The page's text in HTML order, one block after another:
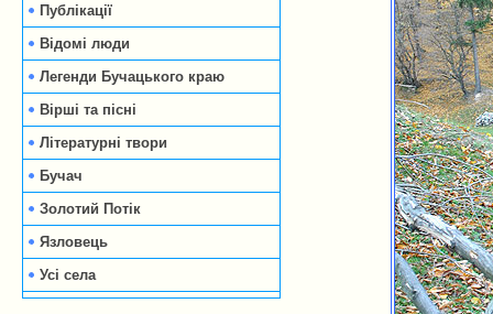
Публікації
Відомі люди
Легенди Бучацького краю
Вірші та пісні
Літературні твори
Бучач
Золотий Потік
Язловець
Усі села